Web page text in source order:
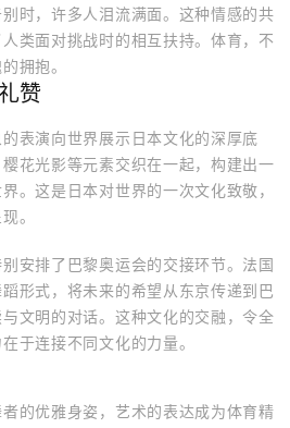
时，许多人泪流满面。这种情感的共
类面对挑战时的相互扶持。体育，不
拥抱。
赞
表演向世界展示日本文化的深厚底
花光影等元素交织在一起，构建出一
。这是日本对世界的一次文化致敬，
。
安排了巴黎奥运会的交接环节。法国
形式，将未来的希望从东京传递到巴
文明的对话。这种文化的交融，令全
于连接不同文化的力量。
的优雅身姿，艺术的表达成为体育精